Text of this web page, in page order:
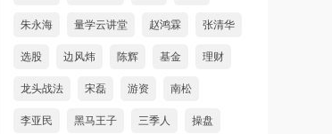
朱永海 量学云讲堂 赵鸿霖 张清华
选股 边风炜 陈辉 基金 理财
龙头战法 宋磊 游资 南松
李亚民 黑马王子 三季人 操盘